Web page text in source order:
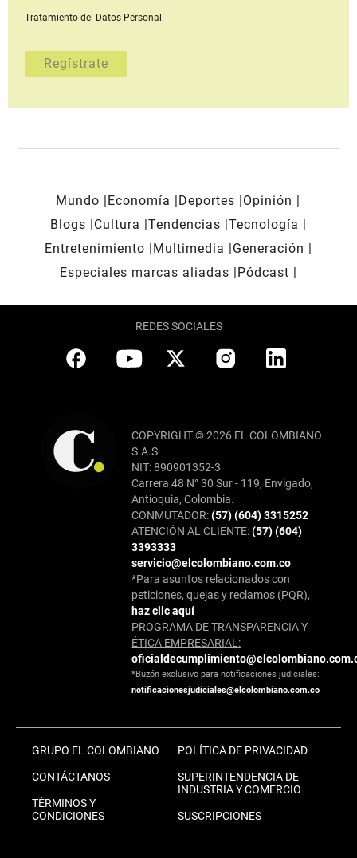
Tratamiento del Datos Personal.
Mundo Economía Deportes
Opinión
Blogs
Cultura Tendencias Tecnología
Entretenimiento
Multimedia
Generación
Especiales marcas aliadas
Pódcast
REDES SOCIALES
COPYRIGHT © 2026 EL COLOMBIANO
S.A.S
NIT: 890901352-3
Carrera 48 N° 30 Sur - 119, Envigado,
Antioquia, Colombia.
CONMUTADOR:(57) (604) 3315252
ATENCIÓN AL CLIENTE:(57) (604)
3393333
servicio@elcolombiano.com.co
*Para asuntos relacionados con
peticiones, quejas y reclamos (PQR),
haz clic aquí
PROGRAMA DE TRANSPARENCIA Y
ÉTICA EMPRESARIAL:
*Buzón exclusivo para notificaciones judiciales:
notificacionesjudiciales@elcolombiano.com.co
GRUPO EL COLOMBIANO
CONTÁCTANOS
TÉRMINOS Y
CONDICIONES
POLÍTICA DE PRIVACIDAD
SUPERINTENDENCIA DE
INDUSTRIA Y COMERCIO
SUSCRIPCIONES